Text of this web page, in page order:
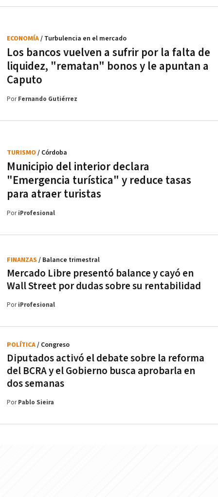
Los bancos vuelven a sufrir por la falta de
liquidez, "rematan" bonos y le apuntan a
Caputo
ECONOMÍA/ Turbulencia en el mercado
PorFernando Gutiérrez
Municipio del interior declara
"Emergencia turística" y reduce tasas
para atraer turistas
TURISMO / Córdoba
PoriProfesional
Mercado Libre presentó balance y cayó en
Wall Street por dudas sobre su rentabilidad
FINANZAS / Balance trimestral
PoriProfesional
Diputados activó el debate sobre la reforma
del BCRA y el Gobierno busca aprobarla en
dos semanas
POLÍTICA/ Congreso
PorPablo Sieira